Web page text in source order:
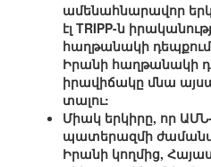
ամենահնարավոր
էլ TRIPP-ն
հաղթանակի դեպքում
Իրանի հաղթանակի
իրավիճակը մնա
տալու:
Միակ երկիրը, որ
պատերազմի
Իրանի կողմից,